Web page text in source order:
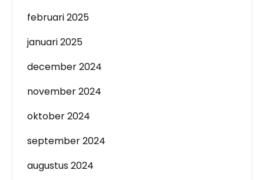
februari 2025
januari 2025
december 2024
november 2024
oktober 2024
september 2024
augustus 2024